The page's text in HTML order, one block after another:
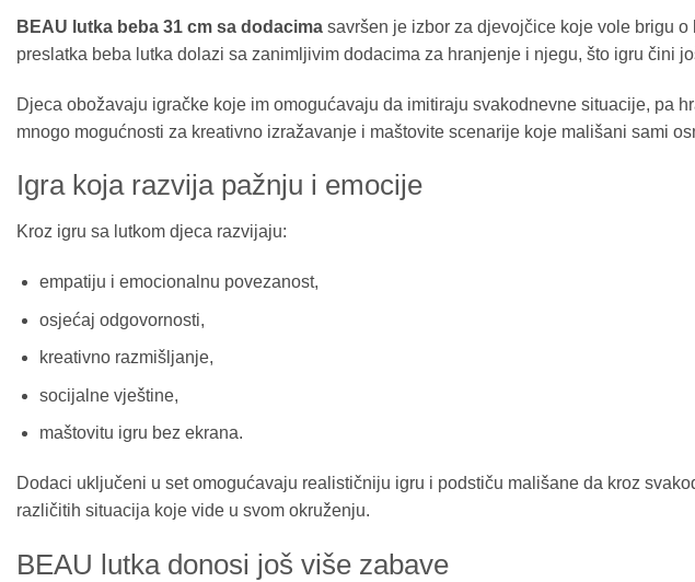
BEAU lutka beba 31 cm sa dodacima savršen je izbor za djevojčice koje vole brigu
preslatka beba lutka dolazi sa zanimljivim dodacima za hranjenje i njegu, što igru čini
Djeca obožavaju igračke koje im omogućavaju da imitiraju svakodnevne situacije, pa
mnogo mogućnosti za kreativno izražavanje i maštovite scenarije koje mališani sami
Igra koja razvija pažnju i emocije
Kroz igru sa lutkom djeca razvijaju:
empatiju i emocionalnu povezanost,
osjećaj odgovornosti,
kreativno razmišljanje,
socijalne vještine,
maštovitu igru bez ekrana.
Dodaci uključeni u set omogućavaju realističniju igru i podstiču mališane da kroz
različitih situacija koje vide u svom okruženju.
BEAU lutka donosi još više zabave